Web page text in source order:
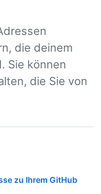
die deinem
Sie können
die Sie von
zu Ihrem GitHub